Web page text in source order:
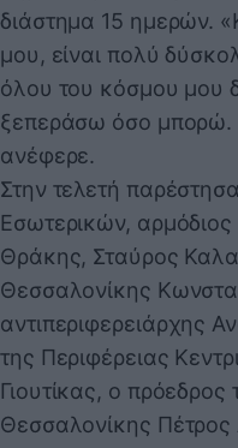
διάστημα 15 ημερών.
μου, είναι πολύ
όλου του κόσμου μου
ξεπεράσω όσο μπορώ.
ανέφερε.
Στην τελετή
Εσωτερικών,
Θράκης, Σταύρος
Θεσσαλονίκης
αντιπεριφερειάρχης
της Περιφέρειας
Γιουτίκας, ο
Θεσσαλονίκης